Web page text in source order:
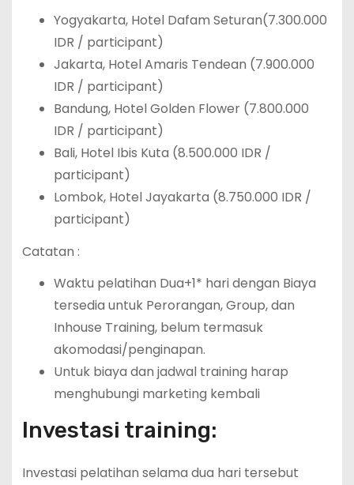
Yogyakarta, Hotel Dafam Seturan(7.300.000
IDR / participant)
Jakarta, Hotel Amaris Tendean (7.900.000
IDR / participant)
Bandung, Hotel Golden Flower (7.800.000
IDR / participant)
Bali, Hotel Ibis Kuta (8.500.000 IDR /
participant)
Lombok, Hotel Jayakarta (8.750.000 IDR /
participant)
Catatan :
Waktu pelatihan Dua+1* hari dengan Biaya
tersedia untuk Perorangan, Group, dan
Inhouse Training, belum termasuk
akomodasi/penginapan.
Untuk biaya dan jadwal training harap
menghubungi marketing kembali
Investasi training:
Investasi pelatihan selama dua hari tersebut